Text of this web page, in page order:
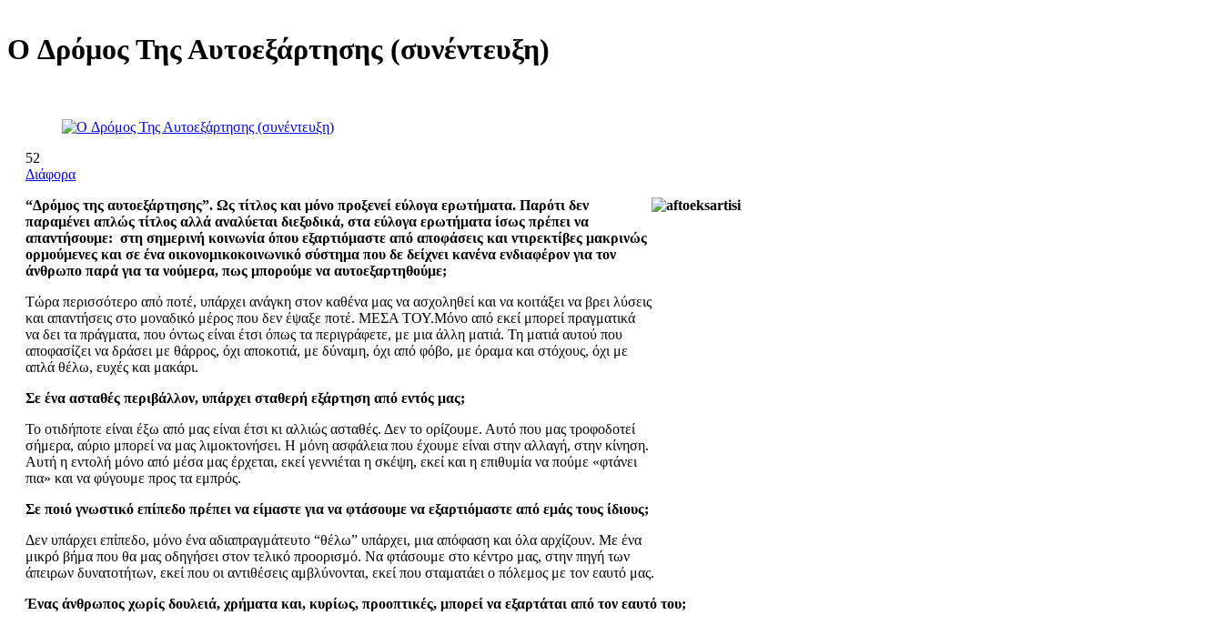
O Δρόμος Της Αυτοεξάρτησης (συνέντευξη)
52
Διάφορα
“Δρόμος της αυτοεξάρτησης”. Ως τίτλος και μόνο προξενεί εύλογα ερωτήματα. Παρότι δεν
παραμένει απλώς τίτλος αλλά αναλύεται διεξοδικά, στα εύλογα ερωτήματα ίσως πρέπει να
απαντήσουμε: στη σημερινή κοινωνία όπου εξαρτιόμαστε από αποφάσεις και ντιρεκτίβες μακρινώς
ορμούμενες και σε ένα οικονομικοκοινωνικό σύστημα που δε δείχνει κανένα ενδιαφέρον για τον
άνθρωπο παρά για τα νούμερα, πως μπορούμε να αυτοεξαρτηθούμε;
Τώρα περισσότερο από ποτέ, υπάρχει ανάγκη στον καθένα μας να ασχοληθεί και να κοιτάξει να βρει λύσεις
και απαντήσεις στο μοναδικό μέρος που δεν έψαξε ποτέ. ΜΕΣΑ ΤΟΥ.Μόνο από εκεί μπορεί πραγματικά
να δει τα πράγματα, που όντως είναι έτσι όπως τα περιγράφετε, με μια άλλη ματιά. Τη ματιά αυτού που
αποφασίζει να δράσει με θάρρος, όχι αποκοτιά, με δύναμη, όχι από φόβο, με όραμα και στόχους, όχι με
απλά θέλω, ευχές και μακάρι.
Σε ένα ασταθές περιβάλλον, υπάρχει σταθερή εξάρτηση από εντός μας;
Το οτιδήποτε είναι έξω από μας είναι έτσι κι αλλιώς ασταθές. Δεν το ορίζουμε. Αυτό που μας τροφοδοτεί
σήμερα, αύριο μπορεί να μας λιμοκτονήσει. Η μόνη ασφάλεια που έχουμε είναι στην αλλαγή, στην κίνηση.
Αυτή η εντολή μόνο από μέσα μας έρχεται, εκεί γεννιέται η σκέψη, εκεί και η επιθυμία να πούμε «φτάνει
πια» και να φύγουμε προς τα εμπρός.
Σε ποιό γνωστικό επίπεδο πρέπει να είμαστε για να φτάσουμε να εξαρτιόμαστε από εμάς τους ίδιους;
Δεν υπάρχει επίπεδο, μόνο ένα αδιαπραγμάτευτο “θέλω” υπάρχει, μια απόφαση και όλα αρχίζουν. Με ένα
μικρό βήμα που θα μας οδηγήσει στον τελικό προορισμό. Να φτάσουμε στο κέντρο μας, στην πηγή των
άπειρων δυνατοτήτων, εκεί που οι αντιθέσεις αμβλύνονται, εκεί που σταματάει ο πόλεμος με τον εαυτό μας.
Ένας άνθρωπος χωρίς δουλειά, χρήματα και, κυρίως, προοπτικές, μπορεί να εξαρτάται από τον εαυτό του;